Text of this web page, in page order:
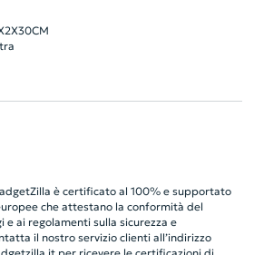
è certificato al 100% e supportato
che attestano la conformità del
e ai regolamenti sulla sicurezza e
il nostro servizio clienti all’indirizzo
per ricevere le certificazioni di